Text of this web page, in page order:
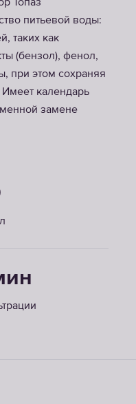
Топаз
питьевой воды:
таких как
(бензол), фенол,
при этом сохраняя
календарь
замене